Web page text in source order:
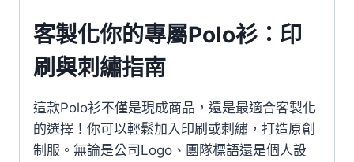
客製化你的專屬Polo衫：印
刷與刺繡指南
這款Polo衫不僅是現成商品，還是最適合客製化
的選擇！你可以輕鬆加入印刷或刺繡，打造原創
制服。無論是公司Logo、團隊標語還是個人設